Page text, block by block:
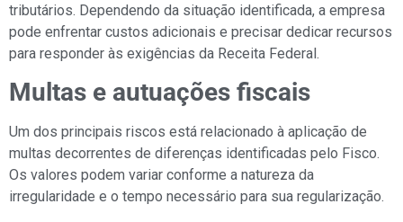
tributários. Dependendo da situação identificada, a empresa
pode enfrentar custos adicionais e precisar dedicar recursos
para responder às exigências da Receita Federal.
Multas e autuações fiscais
Um dos principais riscos está relacionado à aplicação de
multas decorrentes de diferenças identificadas pelo Fisco.
Os valores podem variar conforme a natureza da
irregularidade e o tempo necessário para sua regularização.